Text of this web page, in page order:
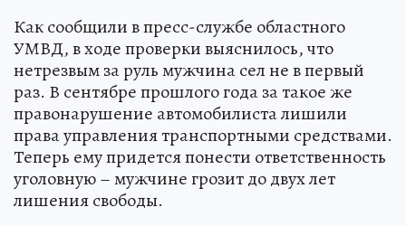
Как сообщили в пресс-службе областного
УМВД, в ходе проверки выяснилось, что
нетрезвым за руль мужчина сел не в первый
раз. В сентябре прошлого года за такое же
правонарушение автомобилиста лишили
права управления транспортными средствами.
Теперь ему придется понести ответственность
уголовную – мужчине грозит до двух лет
лишения свободы.